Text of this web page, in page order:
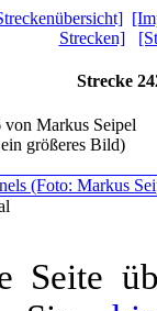
Strecken]
Strecke
von Markus Seipel
größeres Bild)
Seite